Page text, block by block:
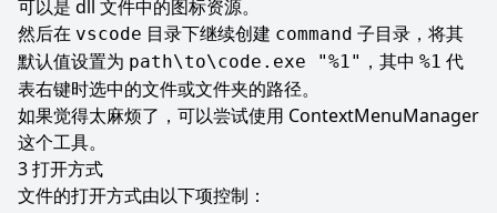
可以是 dll 文件中的图标资源。
然后在 vscode 目录下继续创建 command 子目录，将其
默认值设置为 path\to\code.exe "%1" ，其中 %1 代
表右键时选中的文件或文件夹的路径。
如果觉得太麻烦了，可以尝试使用 ContextMenuManager
这个工具。
打开方式
文件的打开方式由以下项控制：